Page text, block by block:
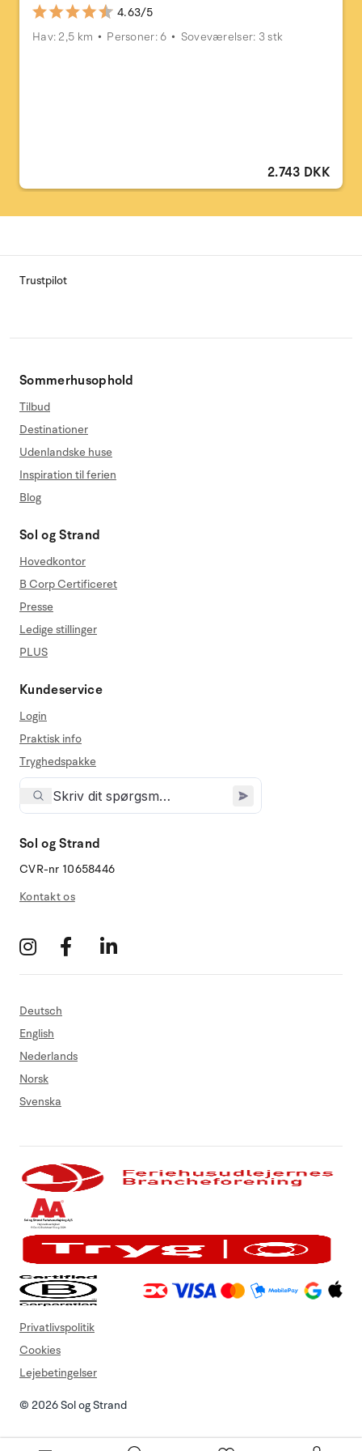
4.63/5
Hav: 2,5 km
Personer: 6 Soveværelser: 3 stk
2.743 DKK
Trustpilot
Sommerhusophold
Tilbud
Destinationer
Udenlandske huse
Inspiration til ferien
Blog
Sol og Strand
Hovedkontor
B Corp Certificeret
Presse
Ledige stillinger
PLUS
Kundeservice
Login
Praktisk info
Tryghedspakke
Sol og Strand
CVR-nr 10658446
Kontakt os
Deutsch
English
Nederlands
Norsk
Svenska
© 2026 Sol og Strand
Privatlivspolitik
Cookies
Lejebetingelser